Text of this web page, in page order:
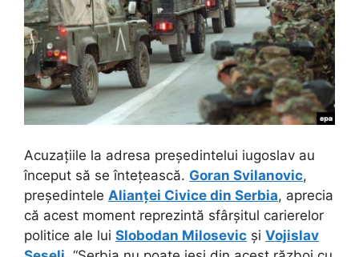
Acuzațiile la adresa președintelui iugoslav au
început să se întețească. Goran Svilanovic,
președintele Alianței Civice din Serbia, aprecia
că acest moment reprezintă sfârșitul carierelor
politice ale lui Slobodan Milosevic și Vojislav